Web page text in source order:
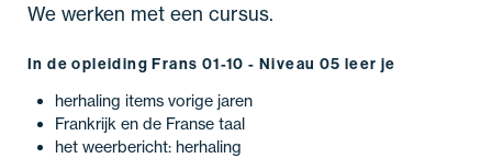
We werken met een cursus.
In de opleiding Frans 01-10 - Niveau 05 leer je
herhaling items vorige jaren
Frankrijk en de Franse taal
het weerbericht: herhaling